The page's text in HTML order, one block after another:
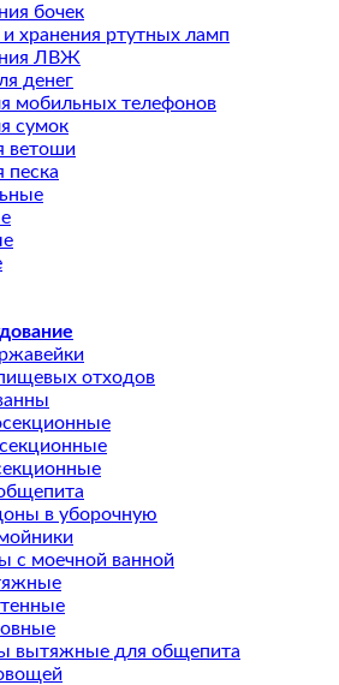
бочек
хранения ртутных ламп
ЛВЖ
денег
мобильных телефонов
сумок
ветоши
песка
отходов
в уборочную
с моечной ванной
вытяжные для общепита